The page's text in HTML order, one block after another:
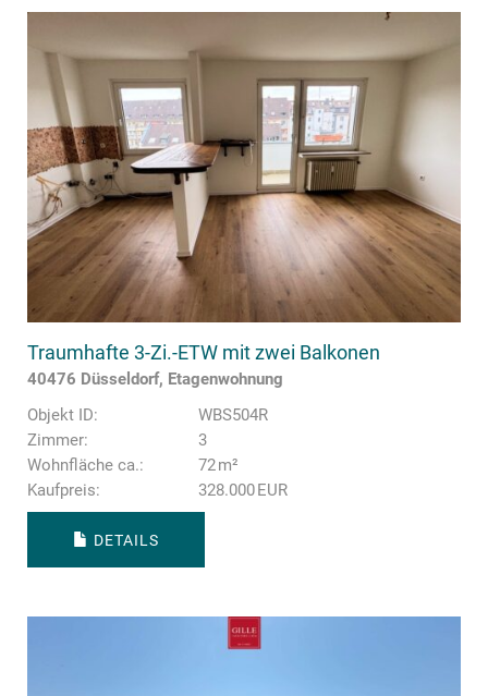
Traumhafte 3-Zi.-ETW mit zwei Balkonen
40476 Düsseldorf, Etagenwohnung
Objekt ID:
WBS504R
Zimmer:
3
Wohnfläche ca.:
72 m²
Kaufpreis:
328.000 EUR
DETAILS